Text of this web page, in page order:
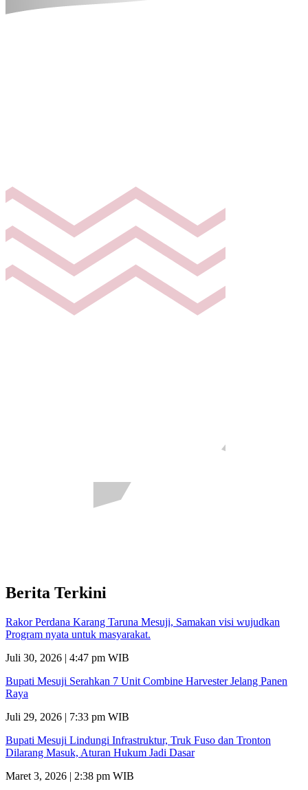
Berita Terkini
Rakor Perdana Karang Taruna Mesuji, Samakan visi wujudkan
Program nyata untuk masyarakat.
Juli 30, 2026 | 4:47 pm WIB
Bupati Mesuji Serahkan 7 Unit Combine Harvester Jelang Panen
Raya
Juli 29, 2026 | 7:33 pm WIB
Bupati Mesuji Lindungi Infrastruktur, Truk Fuso dan Tronton
Dilarang Masuk, Aturan Hukum Jadi Dasar
Maret 3, 2026 | 2:38 pm WIB